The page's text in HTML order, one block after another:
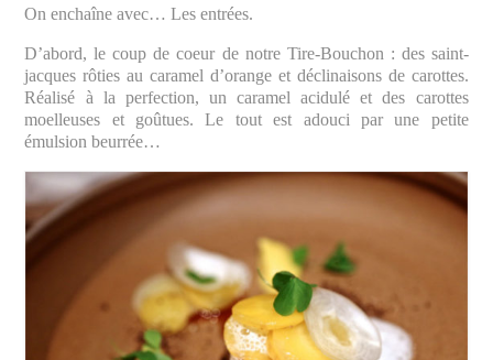
On enchaîne avec… Les entrées.
D’abord, le coup de coeur de notre Tire-Bouchon : des saint-
jacques rôties au caramel d’orange et déclinaisons de carottes.
Réalisé à la perfection, un caramel acidulé et des carottes
moelleuses et goûtues. Le tout est adouci par une petite
émulsion beurrée…